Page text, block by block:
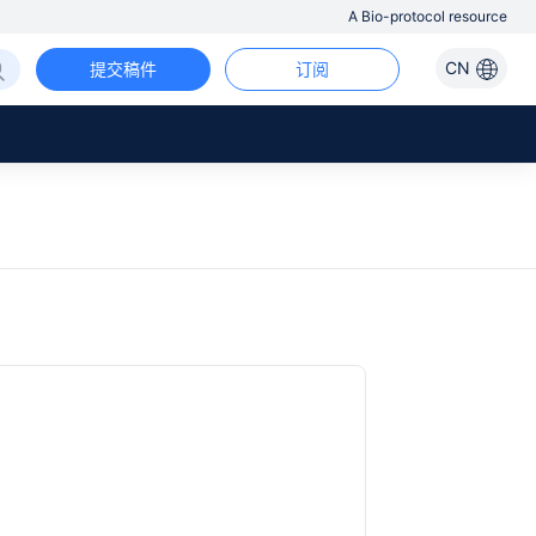
A Bio-protocol resource
CN
订阅
提交稿件